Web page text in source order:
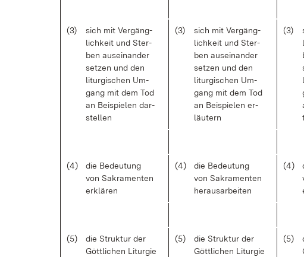
(3)
sich mit Ver­gäng­
lich­keit und Ster­
ben aus­ein­an­der
set­zen und den
lit­ur­gi­schen Um­
gang mit dem Tod
an Bei­spie­len dar­
stel­len
(3)
sich mit Ver­gäng­
lich­keit und Ster­
ben aus­ein­an­der
set­zen und den
lit­ur­gi­schen Um­
gang mit dem Tod
an Bei­spie­len er­
läu­tern
(3)
(4)
die Be­deu­tung
von Sa­kra­men­ten
er­klä­ren
(4)
die Be­deu­tung
von Sa­kra­men­ten
her­aus­ar­bei­ten
(4)
(5)
die Struk­tur der
Gött­li­chen Lit­ur­gie
(5)
die Struk­tur der
Gött­li­chen Lit­ur­gie
(5)